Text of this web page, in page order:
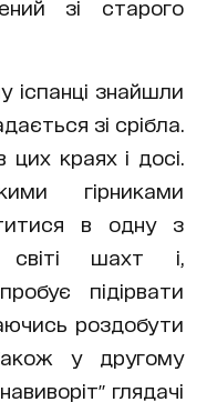
зі старого
іспанці знайшли
зі срібла.
краях і досі.
гірниками
в одну з
світі шахт і,
підірвати
роздобути
у другому
глядачі